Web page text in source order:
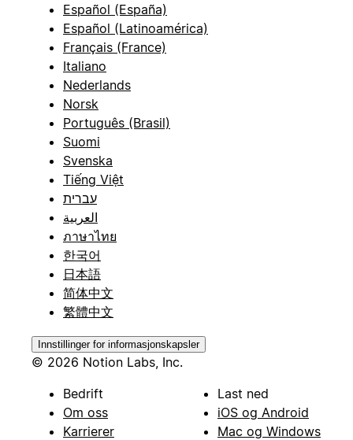
Español (España)
Español (Latinoamérica)
Français (France)
Italiano
Nederlands
Norsk
Português (Brasil)
Suomi
Svenska
Tiếng Việt
עברית
العربية
ภาษาไทย
한국어
日本語
简体中文
繁體中文
Innstillinger for informasjonskapsler
© 2026 Notion Labs, Inc.
Bedrift
Om oss
Karrierer
Last ned
iOS og Android
Mac og Windows